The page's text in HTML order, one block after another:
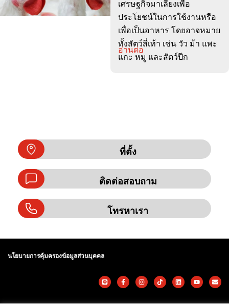
เศรษฐกิจมาเลี้ยงเพื่อ
ประโยชน์ในการใช้งานหรือ
เพื่อเป็นอาหาร โดยอาจหมาย
ทั้งสัตว์สี่เท้า เช่น วัว ม้า แพะ
แกะ หมู และสัตว์ปีก
อ่านต่อ
ที่ตั้ง
ติดต่อสอบถาม
โทรหาเรา
นโยบายการคุ้มครองข้อมูลส่วนบุคคล